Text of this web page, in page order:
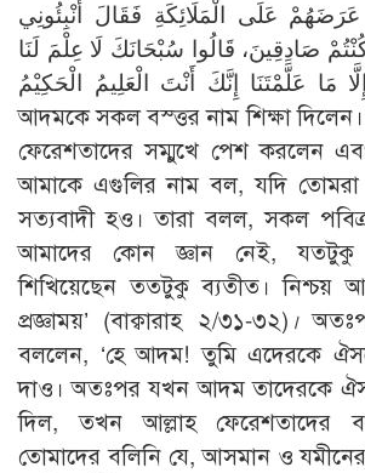
عَرَضَهُمْ عَلَى الْمَلَائِكَةِ فَقَالَ أَنْبِئُونِي
صَادِقِينَ، قَالُوا سُبْحَانَكَ لَا عِلْمَ لَنَا
إِلَّا مَا عَلَّمْتَنَا إِنَّكَ أَنْتَ الْعَلِيمُ الْحَكِيْمُ- ‘অতঃপর আল্লাহ
আদমকে সকল বস্ত্তর নাম শিক্ষা
ফেরেশতাদের সম্মুখে পেশ করলেন
আমাকে এগুলির নাম বল, যদি তোমরা
সত্যবাদী হও। তারা বলল, সকল
আমাদের কোন জ্ঞান নেই,
শিখিয়েছেন ততটুকু ব্যতীত। নিশ্চয়
প্রজ্ঞাময়’ (বাক্বারাহ ২/৩১-৩২) ।
বললেন, ‘হে আদম! তুমি এদেরকে
দাও। অতঃপর যখন আদম তাদেরকে
দিল, তখন আল্লাহ ফেরেশতাদের
তোমাদের বলিনি যে, আসমান ও